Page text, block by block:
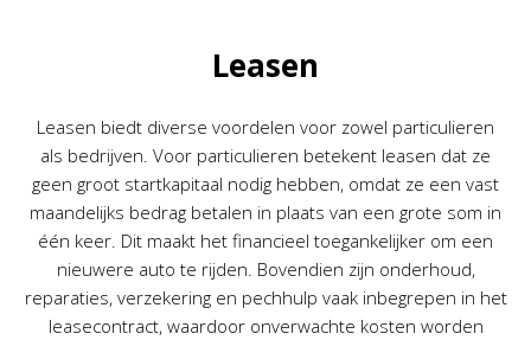
Leasen
Leasen biedt diverse voordelen voor zowel particulieren
als bedrijven. Voor particulieren betekent leasen dat ze
geen groot startkapitaal nodig hebben, omdat ze een vast
maandelijks bedrag betalen in plaats van een grote som in
één keer. Dit maakt het financieel toegankelijker om een
nieuwere auto te rijden. Bovendien zijn onderhoud,
reparaties, verzekering en pechhulp vaak inbegrepen in het
leasecontract, waardoor onverwachte kosten worden